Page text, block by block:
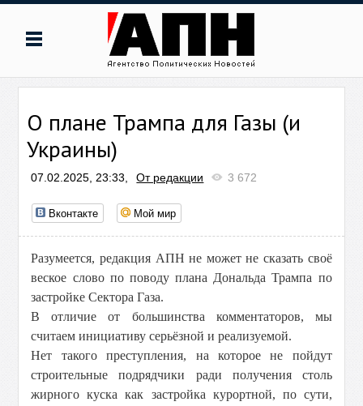
О плане Трампа для Газы (и
Украины)
07.02.2025, 23:33, От редакции 3 672
Вконтакте Мой мир
Разумеется, редакция АПН не может не сказать своё
веское слово по поводу плана Дональда Трампа по
застройке Сектора Газа.
В отличие от большинства комментаторов, мы
считаем инициативу серьёзной и реализуемой.
Нет такого преступления, на которое не пойдут
строительные подрядчики ради получения столь
жирного куска как застройка курортной, по сути,